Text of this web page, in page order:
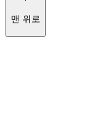
맨 위로